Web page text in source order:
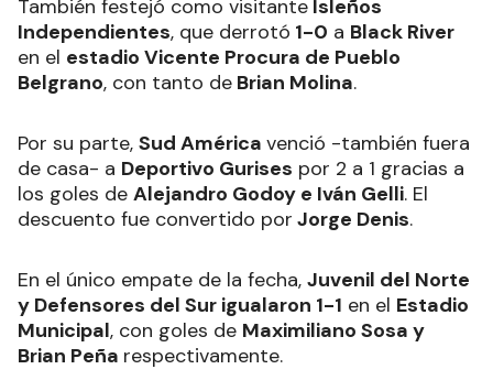
También festejó como visitante Isleños
Independientes, que derrotó 1-0 a Black River
en el estadio Vicente Procura de Pueblo
Belgrano, con tanto de Brian Molina.
Por su parte, Sud América venció -también fuera
de casa- a Deportivo Gurises por 2 a 1 gracias a
los goles de Alejandro Godoy e Iván Gelli. El
descuento fue convertido por Jorge Denis.
En el único empate de la fecha, Juvenil del Norte
y Defensores del Sur igualaron 1-1 en el Estadio
Municipal, con goles de Maximiliano Sosa y
Brian Peña respectivamente.